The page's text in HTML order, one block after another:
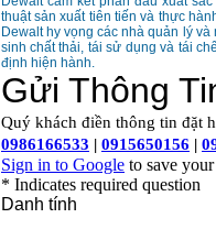
thuật sản xuất tiên tiến và thực
Dewalt hy vọng các nhà quản lý
sinh chất thải, tái sử dụng và tái
định hiện hành.